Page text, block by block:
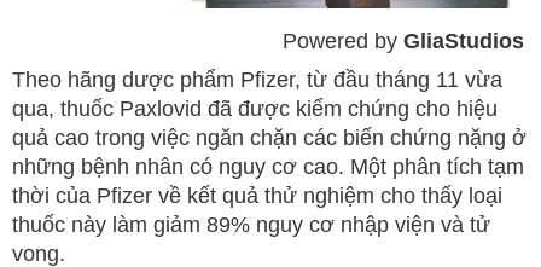
Powered by GliaStudios
Theo hãng dược phẩm Pfizer, từ đầu tháng 11 vừa
qua, thuốc Paxlovid đã được kiểm chứng cho hiệu
quả cao trong việc ngăn chặn các biến chứng nặng ở
những bệnh nhân có nguy cơ cao. Một phân tích tạm
thời của Pfizer về kết quả thử nghiệm cho thấy loại
thuốc này làm giảm 89% nguy cơ nhập viện và tử
vong.